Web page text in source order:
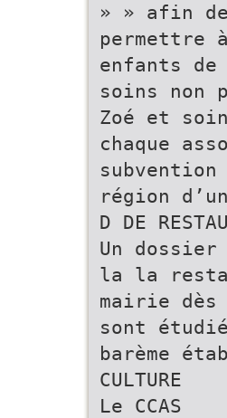
» » afin
permettre
enfants
soins non
Zoé et
chaque
région d’un
D DE
Un
la la
mairie
sont
barème
CULTURE
Le CCAS